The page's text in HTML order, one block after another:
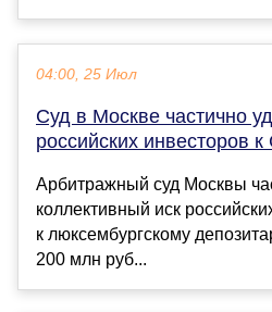
04:00, 25 Июл
Суд в Москве частично
российских инвесторов
Арбитражный суд Москвы
коллективный иск
к люксембургскому
200 млн руб...